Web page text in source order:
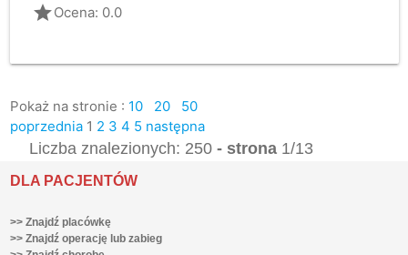
gradeOcena: 0.0
Pokaż na stronie : 10 20
50
poprzednia 1 2 3 4 5 następna
Liczba znalezionych: 250- strona 1/13
DLA PACJENTÓW
>> Znajdź placówkę
>> Znajdź operację lub zabieg